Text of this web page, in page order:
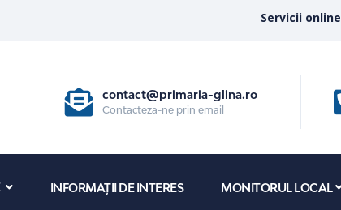
Servicii online
contact@primaria-glina.ro
Contacteza-ne prin email
INFORMAȚII DE INTERES MONITORUL LOCAL